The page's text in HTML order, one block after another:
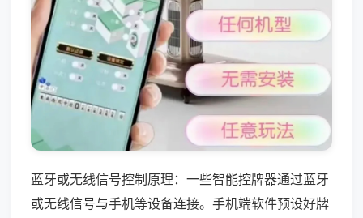
蓝牙或无线信号控制原理：一些智能控牌器通过蓝牙
或无线信号与手机等设备连接。手机端软件预设好牌